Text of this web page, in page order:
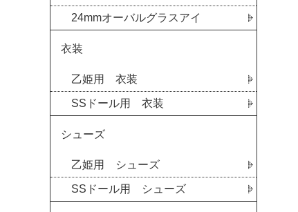
24mmオーバルグラスアイ
衣装
乙姫用 衣装
SSドール用 衣装
シューズ
乙姫用 シューズ
SSドール用 シューズ